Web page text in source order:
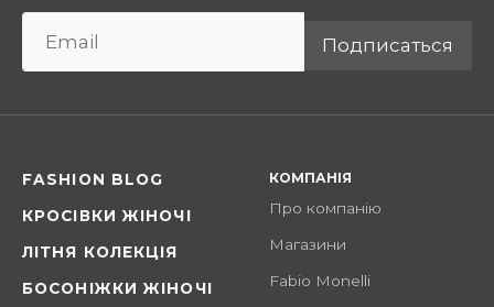
Подписаться
FASHION BLOG
КРОСІВКИ ЖІНОЧІ
ЛІТНЯ КОЛЕКЦІЯ
БОСОНІЖКИ ЖІНОЧІ
КОМПАНІЯ
Про компанію
Магазини
Fabio Monelli